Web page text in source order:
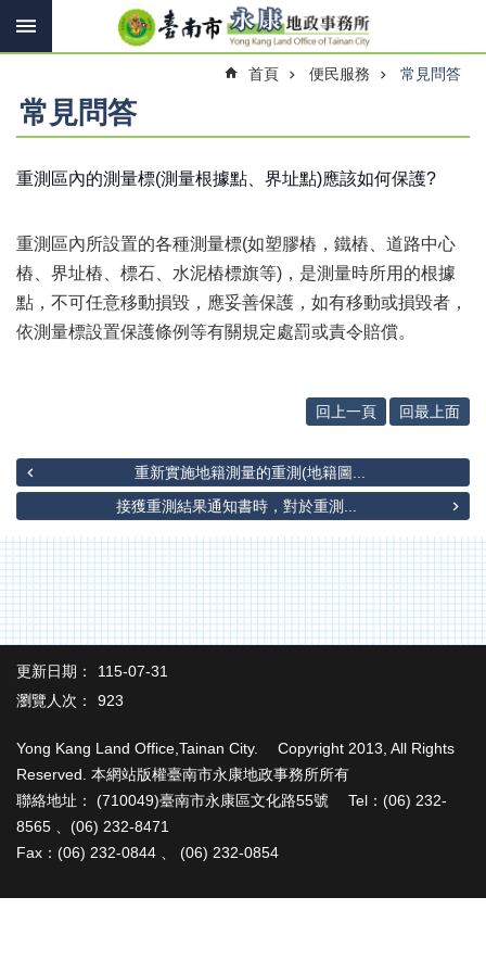
跳到主要內容區塊
搜
搜
尋
快
報
機
關
申
辦
查
詢
便
民
服
務
民
交
流
下
載
首頁 便民服務 常見問答
常見問答
重測區內的測量標(測量根據點、界址點)應該如何保護?
重測區內所設置的各種測量標(如塑膠樁，鐵樁、道路中心
樁、界址樁、標石、水泥樁標旗等)，是測量時所用的根據
點，不可任意移動損毀，應妥善保護，如有移動或損毀者，
依測量標設置保護條例等有關規定處罰或責令賠償。
回上一頁 回最上面
重新實施地籍測量的重測(地籍圖...
接獲重測結果通知書時，對於重測...
更新日期：
115-07-31
瀏覽人次：
923
Yong Kang Land Office,Tainan City. Copyright 2013, All Rights
Reserved. 本網站版權臺南市永康地政事務所所有
聯絡地址： (710049)臺南市永康區文化路55號 Tel：(06) 232-
8565 、(06) 232-8471
Fax：(06) 232-0844 、 (06) 232-0854